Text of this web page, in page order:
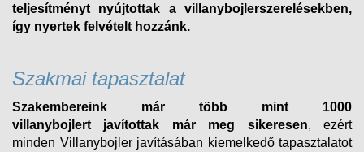
teljesítményt nyújtottak a villanybojlerszerelésekben,
így nyertek felvételt hozzánk.
Szakmai tapasztalat
Szakembereink már több mint 1000
villanybojlert javítottak már meg sikeresen, ezért
minden Villanybojler javításában kiemelkedő tapasztalatot